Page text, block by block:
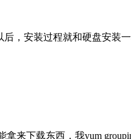
，安装过程就和硬盘安装一
来下载东西，我yum